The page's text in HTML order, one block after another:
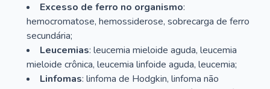
Excesso de ferro no organismo:
hemocromatose, hemossiderose, sobrecarga de ferro
secundária;
Leucemias: leucemia mieloide aguda, leucemia
mieloide crônica, leucemia linfoide aguda, leucemia;
Linfomas: linfoma de Hodgkin, linfoma não